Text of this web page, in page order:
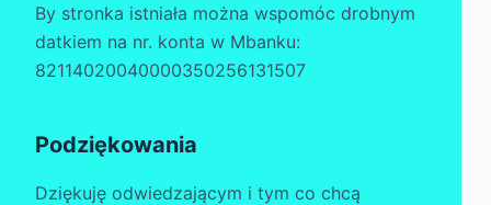
By stronka istniała można wspomóc drobnym
datkiem na nr. konta w Mbanku:
82114020040000350256131507
Podziękowania
Dziękuję odwiedzającym i tym co chcą